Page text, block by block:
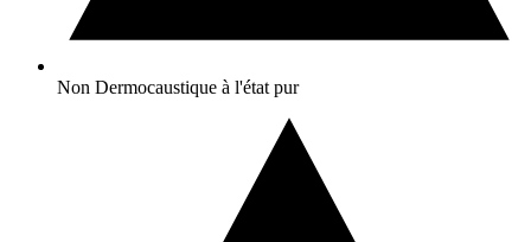
Non Dermocaustique à l'état pur